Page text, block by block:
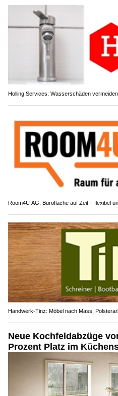
Holling Services: Wasserschäden
Room4U AG: Bürofläche auf Zeit – flexibel
Handwerk-Tinz: Möbel nach Mass,
Neue Kochfeldabzüge
Prozent Platz im